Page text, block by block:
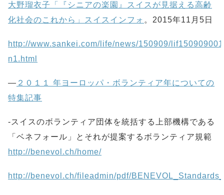
大野瑠衣子「『シニアの楽園』スイスが見据える高齢
化社会のこれから」スイスインフォ 。2015年11月5日
http://www.sankei.com/life/news/150909/
n1.html
— ２０１１ 年ヨーロッパ・ボランティア年についての
特集記事
-スイスのボランティア団体を統括する上部機構である
「ベネフォール」とそれが提案するボランティア規範
http://benevol.ch/home/
http://benevol.ch/fileadmin/pdf/